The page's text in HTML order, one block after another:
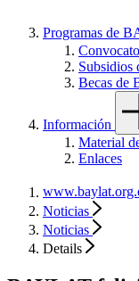
Programas de
Subsidios
Becas de
Información
Material
Enlaces
Noticias
Noticias
Details